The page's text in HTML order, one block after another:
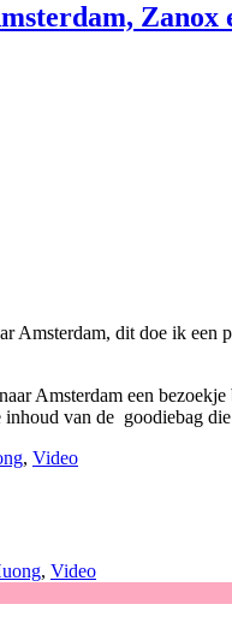
Zanox
Amsterdam, dit doe ik
Amsterdam een
van de goodiebag
, Video
, Video